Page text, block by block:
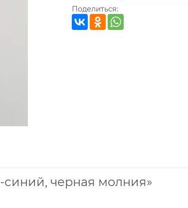
Поделиться:
черная молния»